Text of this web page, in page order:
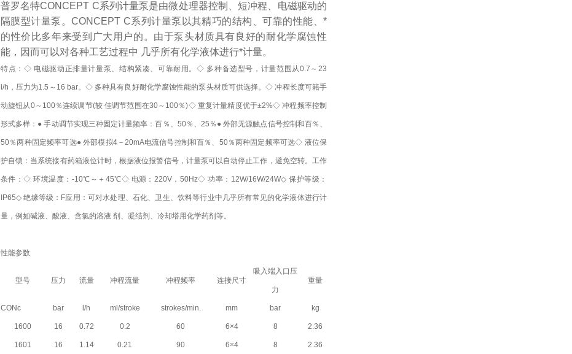
普罗名特CONCEPT C系列计量泵是由微处理器控制、短冲程、电磁驱动的
隔膜型计量泵。CONCEPT C系列计量泵以其精巧的结构、可靠的性能、*
的性价比多年来受到广大用户的。由于泵头材质具有良好的耐化学腐蚀性
能，因而可以对各种工艺过程中 几乎所有化学液体进行*计量。
特点：◇ 电磁驱动正排量计量泵、结构紧凑、可靠耐用。◇ 多种备选型号，计量范围从0.7～23
l/h，压力为1.5～16 bar。◇ 多种具有良好耐化学腐蚀性能的泵头材质可供选择。◇ 冲程长度可籍手
动旋钮从0～100％连续调节(较 佳调节范围在30～100％)◇ 重复计量精度优于±2%◇ 冲程频率控制
形式多样：● 手动调节实现三种固定计量频率：百％、50％、25％● 外部无源触点信号控制和百％、
50％两种固定频率可选● 外部模拟4－20mA电流信号控制和百％、50％两种固定频率可选◇ 液位保
护自锁：当系统接有药箱液位计时，根据液位报警信号，计量泵可以自动停止工作，避免空转。工作
条件：◇ 环境温度：-10℃～＋45℃◇ 电源：220V，50Hz◇ 功率：12W/16W/24W◇ 保护等级：
IP65◇ 绝缘等级：F应用：可对水处理、石化、卫生、饮料等行业中几乎所有常见的化学液体进行计
量，例如碱液、酸液、含氯的溶液 剂、凝结剂、冷却塔用化学药剂等。
性能参数
型号 压力 流量 冲程流量 冲程频率 连接尺寸
吸入端入口压
力
重量
CONc bar l/h ml/stroke strokes/min. mm bar kg
1600 16 0.72 0.2 60 6×4 8 2.36
1601 16 1.14 0.21 90 6×4 8 2.36